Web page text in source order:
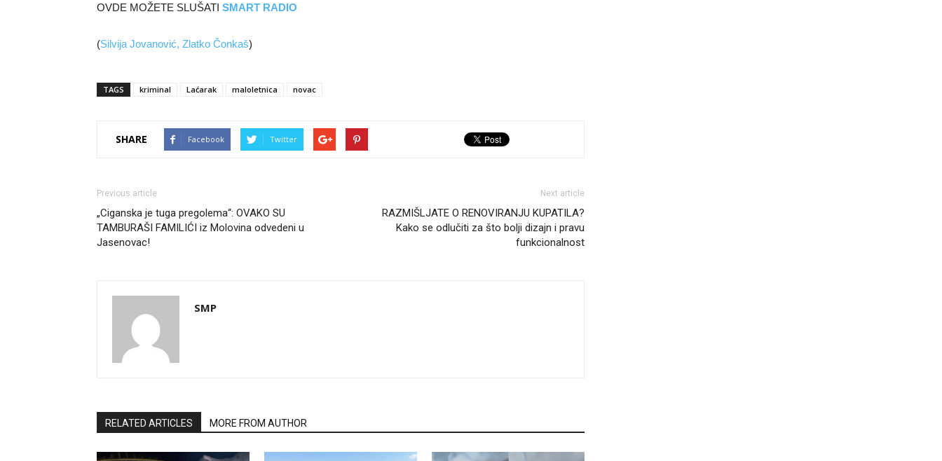
OVDE MOŽETE SLUŠATI SMART RADIO
(Silvija Jovanović, Zlatko Čonkaš)
TAGS kriminal Laćarak maloletnica novac
SHARE Facebook Twitter
Previous article
„Ciganska je tuga pregolema“: OVAKO SU
TAMBURAŠI FAMILIĆI iz Molovina odvedeni u
Jasenovac!
Next article
RAZMIŠLJATE O RENOVIRANJU KUPATILA?
Kako se odlučiti za što bolji dizajn i pravu
funkcionalnost
SMP
RELATED ARTICLES MORE FROM AUTHOR